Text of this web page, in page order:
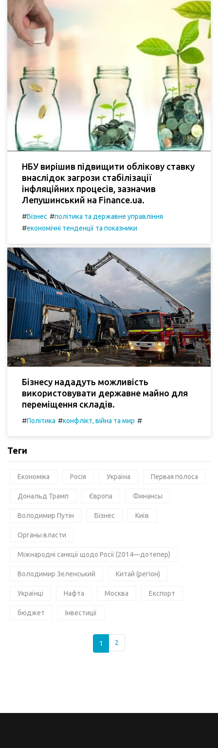
НБУ вирішив підвищити облікову ставку
внаслідок загрози стабілізації
інфляційних процесів, зазначив
Лепушинський на Finance.ua.
#Бізнес #політика та державне управління
#економічні тенденції та показники
Бізнесу нададуть можливість
використовувати державне майно для
переміщення складів.
#Політика #конфлікт, війна та мир #
Теги
Економіка Росія Україна Первая полоса
Дональд Трамп Європа Финансы
Володимир Путін Бізнес Київ
Органы власти
Міжнародні санкції щодо Росії (2014—дотепер)
Володимир Зеленський Китай (регіон)
Українці Нафта Москва Експорт
бюджет Інвестиції
1 2